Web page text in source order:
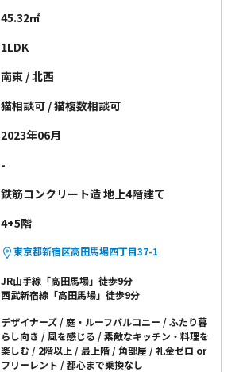
45.32㎡
1LDK
南東 / 北西
猫相談可 / 猫複数相談可
2023年06月
-
鉄筋コンクリート造 地上4階建て
4+5階
東京都新宿区高田馬場四丁目37-1
JR山手線「高田馬場」徒歩9分
西武新宿線「高田馬場」徒歩9分
デザイナーズ 庭・ルーフバルコニー
ふたり暮
らし向き
風を感じる
素敵なキッチン・料理を
楽しむ
2階以上 最上階 角部屋
礼金ゼロ or
フリーレント
都心まで乗換なし